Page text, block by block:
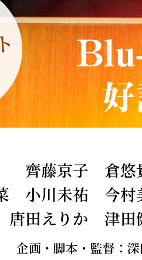
齊藤京子 倉
小川未祐 今村
唐田えりか 津田
企画・脚本・監督：